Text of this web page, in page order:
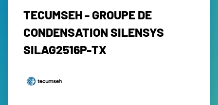
TECUMSEH - GROUPE DE
CONDENSATION SILENSYS
SILAG2516P-TX